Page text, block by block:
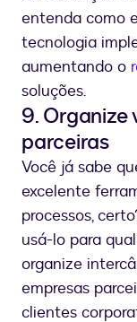
entenda como
tecnologia
aumentando o
soluções.
9. Organize
parceiras
Você já sabe
excelente
processos,
usá-lo para
organize
empresas
clientes